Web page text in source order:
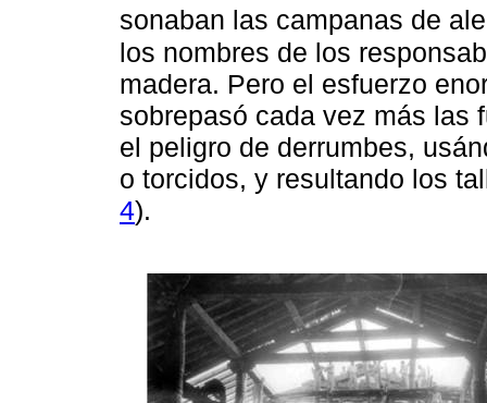
sonaban las campanas de
los nombres de los
madera. Pero el esfuerzo
sobrepasó cada vez más las
el peligro de derrumbes,
o torcidos, y resultando los
4).